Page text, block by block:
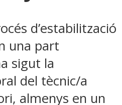
d’estabilització
una part
sigut la
del tècnic/a
almenys en un